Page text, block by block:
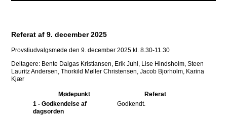
Referat af 9. december 2025
Provstiudvalgsmøde den 9. december 2025 kl. 8.30-11.30
Deltagere: Bente Dalgas Kristiansen, Erik Juhl, Lise Hindsholm, Steen
Lauritz Andersen, Thorkild Møller Christensen, Jacob Bjorholm, Karina
Kjær
Mødepunkt
Referat
1 - Godkendelse af
dagsorden
Godkendt.